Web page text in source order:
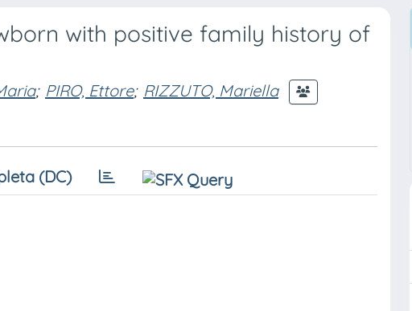
with positive family history of
; PIRO, Ettore; RIZZUTO, Mariella
(DC)